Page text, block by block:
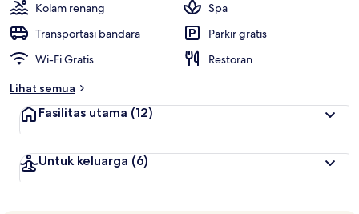
Kolam renang
Spa
Transportasi bandara
Parkir gratis
Wi-Fi Gratis
Restoran
Lihat semua
Fasilitas utama (12)
Untuk keluarga (6)